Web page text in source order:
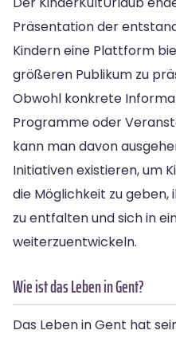
Präsentation der
Kindern eine Plattform
größeren Publikum zu
Obwohl konkrete
Programme oder
kann man davon
Initiativen existieren, um
die Möglichkeit zu
zu entfalten und sich in
weiterzuentwickeln.
Wie ist das Leben in Gent?
Das Leben in Gent hat